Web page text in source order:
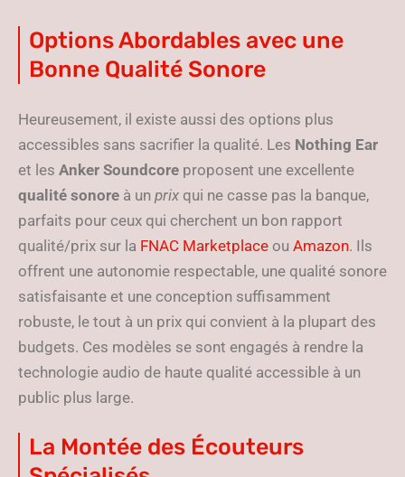
Options Abordables avec une
Bonne Qualité Sonore
Heureusement, il existe aussi des options plus
accessibles sans sacrifier la qualité. Les Nothing Ear
et les Anker Soundcore proposent une excellente
qualité sonore à un prix qui ne casse pas la banque,
parfaits pour ceux qui cherchent un bon rapport
qualité/prix sur la FNAC Marketplace ou Amazon. Ils
offrent une autonomie respectable, une qualité sonore
satisfaisante et une conception suffisamment
robuste, le tout à un prix qui convient à la plupart des
budgets. Ces modèles se sont engagés à rendre la
technologie audio de haute qualité accessible à un
public plus large.
La Montée des Écouteurs